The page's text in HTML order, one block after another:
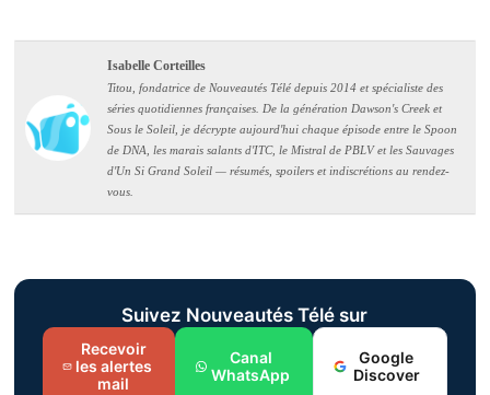
Isabelle Corteilles
Titou, fondatrice de Nouveautés Télé depuis 2014 et spécialiste des
séries quotidiennes françaises. De la génération Dawson's Creek et
Sous le Soleil, je décrypte aujourd'hui chaque épisode entre le Spoon
de DNA, les marais salants d'ITC, le Mistral de PBLV et les Sauvages
d'Un Si Grand Soleil — résumés, spoilers et indiscrétions au rendez-
vous.
Suivez Nouveautés Télé sur
Recevoir
les alertes
mail
Canal
WhatsApp
Google
Discover